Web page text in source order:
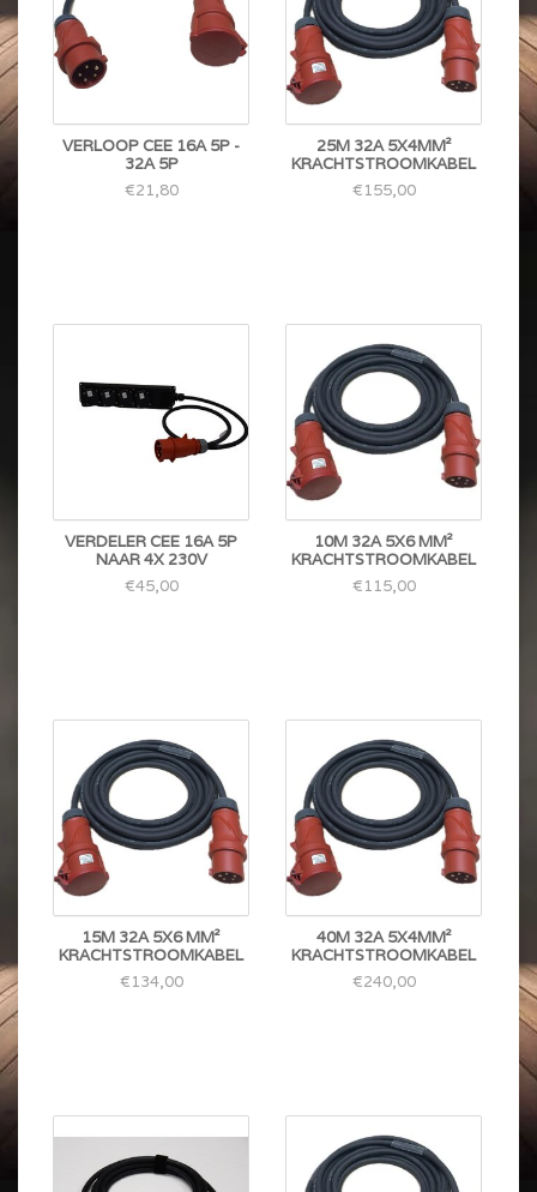
VERLOOP CEE 16A 5P -
32A 5P
€21,80
25M 32A 5X4MM²
KRACHTSTROOMKABEL
€155,00
VERDELER CEE 16A 5P
NAAR 4X 230V
€45,00
10M 32A 5X6 MM²
KRACHTSTROOMKABEL
€115,00
15M 32A 5X6 MM²
KRACHTSTROOMKABEL
€134,00
40M 32A 5X4MM²
KRACHTSTROOMKABEL
€240,00